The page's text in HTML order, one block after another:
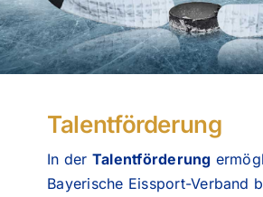
Talentförderung
In der Talentförderung
Bayerische Eissport-Verband